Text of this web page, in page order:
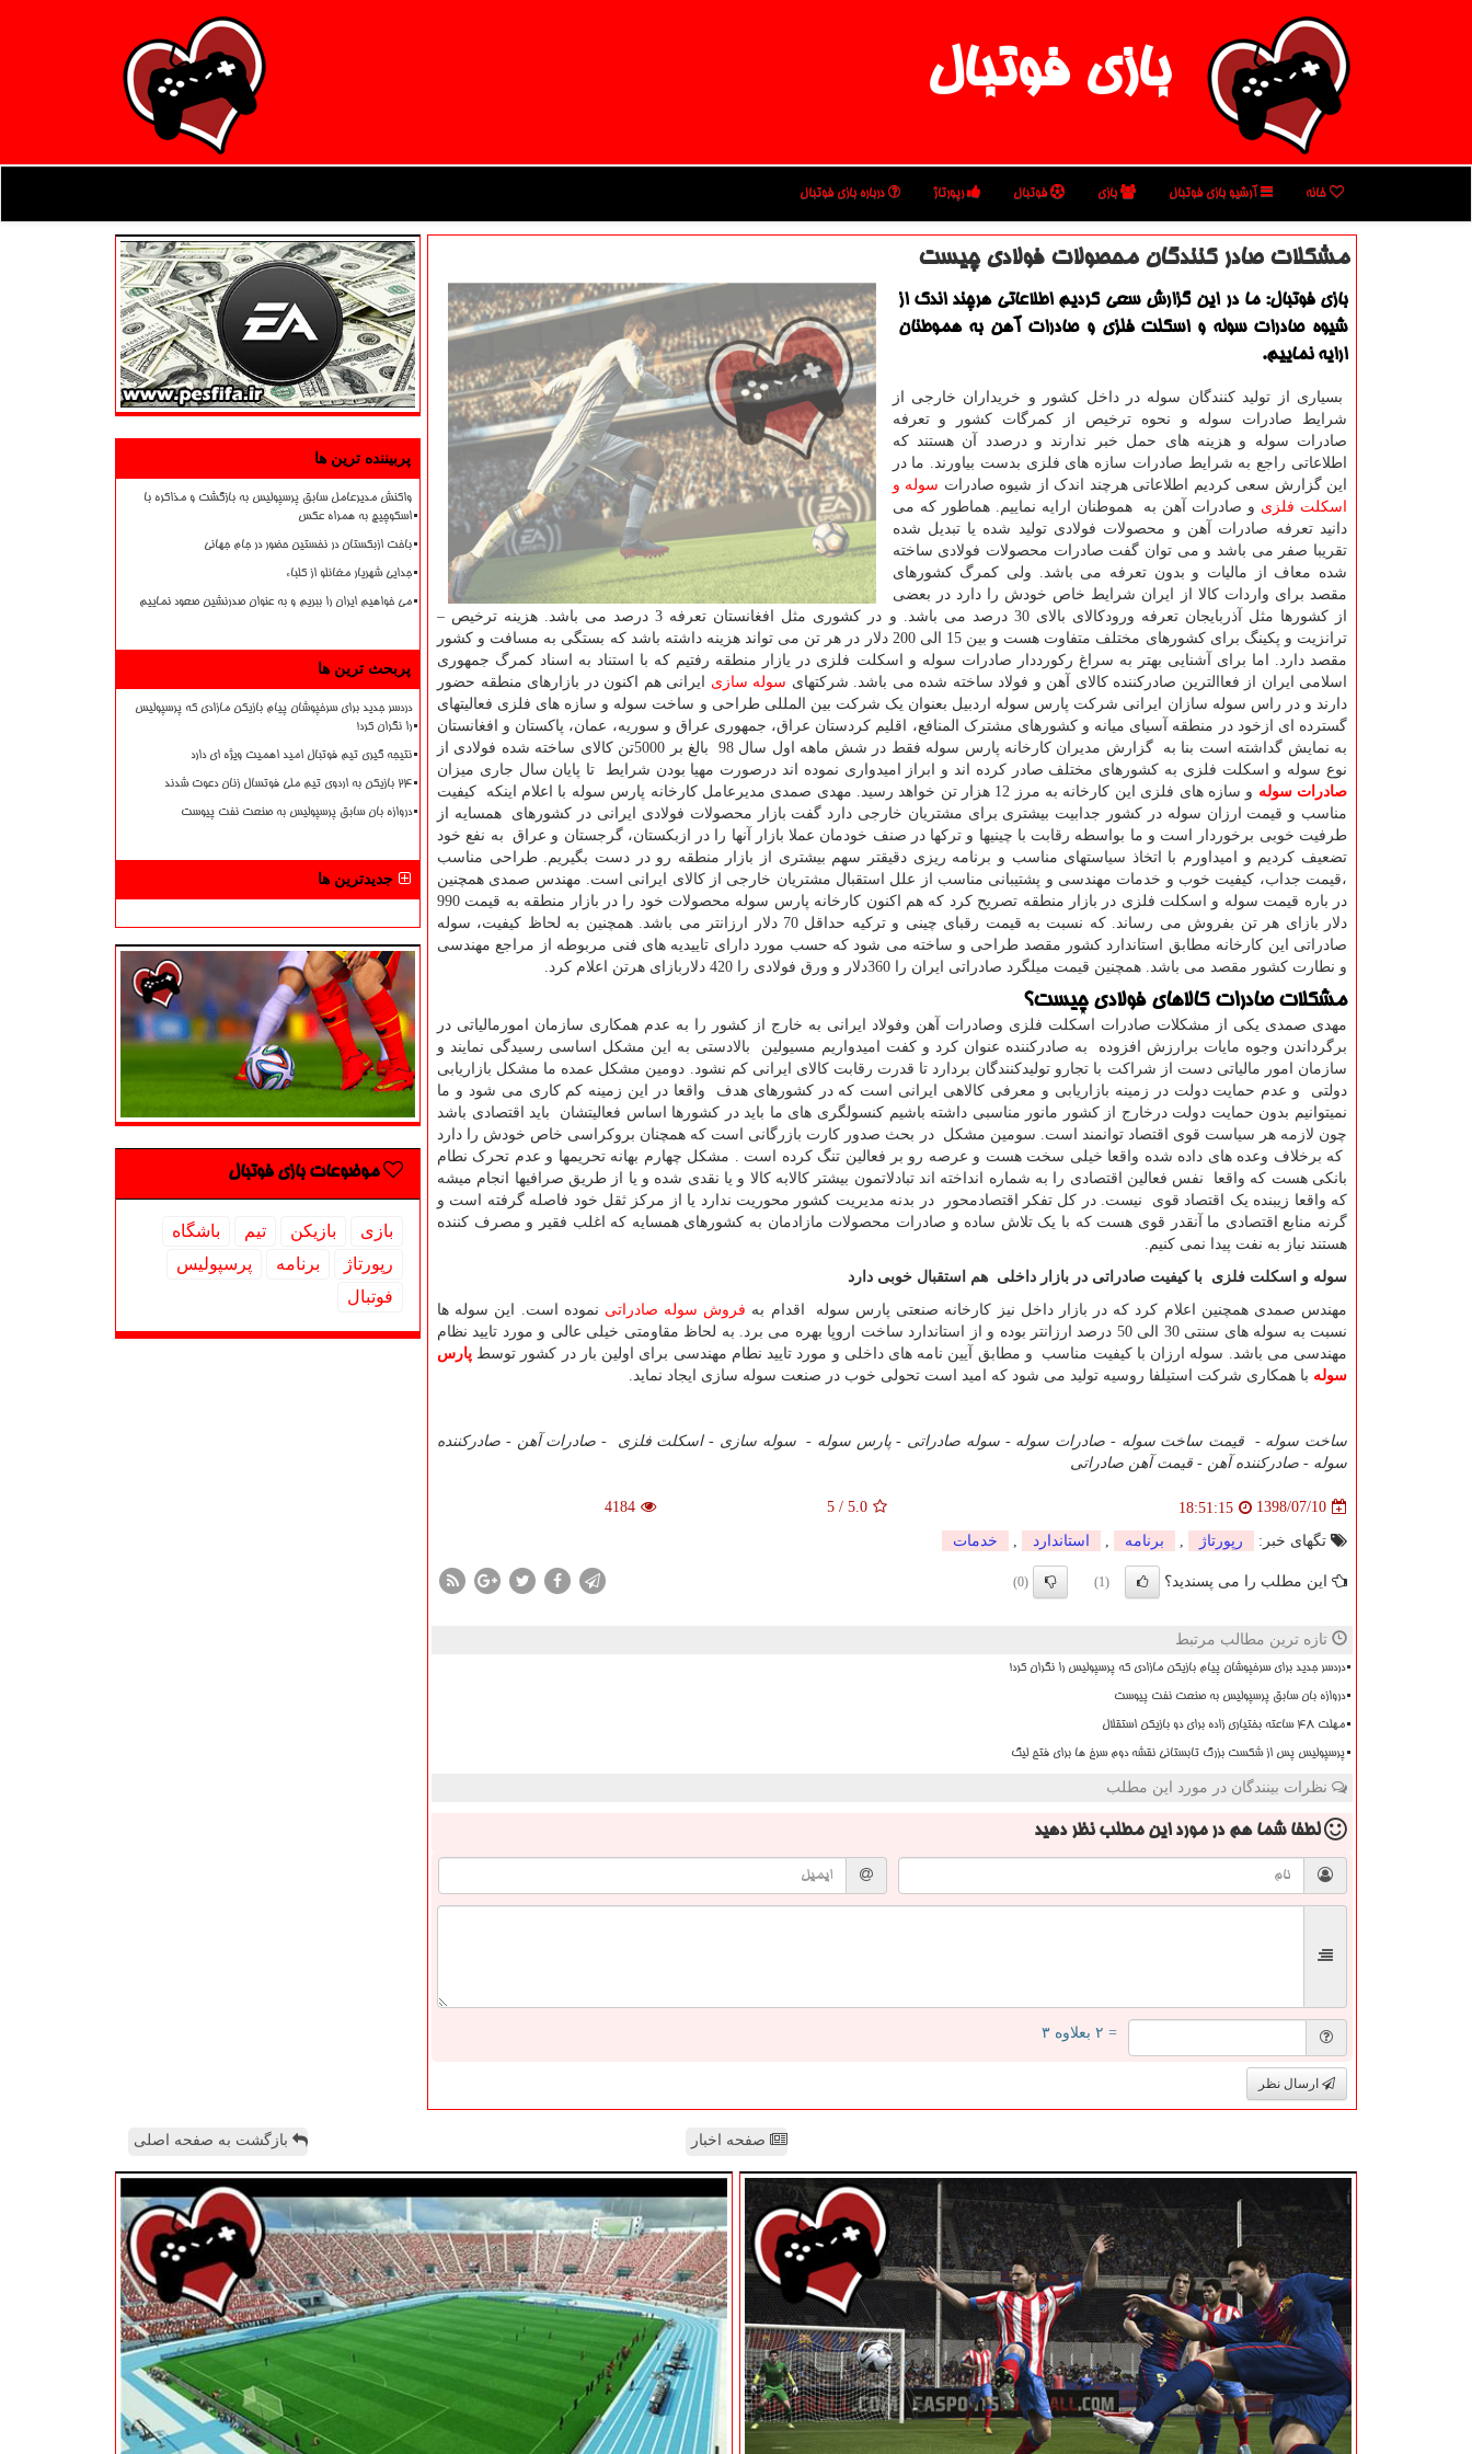
بازی فوتبال
خانه آرشیو بازی فوتبال بازی فوتبال رپورتاژ درباره بازی فوتبال
مشكلات صادر كنندگان محصولات فولادی چیست
بازی فوتبال: ما در این گزارش سعی كردیم اطلاعاتی هرچند اندك از
شیوه صادرات سوله و اسكلت فلزی و صادرات آهن به هموطنان
ارایه نماییم.
بسیاری از تولید کنندگان سوله در داخل کشور و خریداران خارجی از
شرایط صادرات سوله و نحوه ترخیص از کمرگات کشور و تعرفه
صادرات سوله و هزینه های حمل خبر ندارند و درصدد آن هستند که
اطلاعاتی راجع به شرایط صادرات سازه های فلزی بدست بیاورند. ما در
این گزارش سعی کردیم اطلاعاتی هرچند اندک از شیوه صادرات سوله و
اسکلت فلزی و صادرات آهن به هموطنان ارایه نماییم. هماطور که می
دانید تعرفه صادرات آهن و محصولات فولادی تولید شده یا تبدیل شده
تقریبا صفر می باشد و می توان گفت صادرات محصولات فولادی ساخته
شده معاف از مالیات و بدون تعرفه می باشد. ولی کمرگ کشورهای
مقصد برای واردات کالا از ایران شرایط خاص خودش را دارد در بعضی
از کشورها مثل آذربایجان تعرفه ورودکالای بالای 30 درصد می باشد. و در کشوری مثل افغانستان تعرفه 3 درصد می باشد. هزینه ترخیص –
ترانزیت و پکینگ برای کشورهای مختلف متفاوت هست و بین 15 الی 200 دلار در هر تن می تواند هزینه داشته باشد که بستگی به مسافت و کشور
مقصد دارد. اما برای آشنایی بهتر به سراغ رکورددار صادرات سوله و اسکلت فلزی در یازار منطقه رفتیم که با استناد به اسناد کمرگ جمهوری
اسلامی ایران از فعاالترین صادرکننده کالای آهن و فولاد ساخته شده می باشد. شرکتهای سوله سازی ایرانی هم اکنون در بازارهای منطقه حضور
دارند و در راس سوله سازان ایرانی شرکت پارس سوله اردبیل بعنوان یک شرکت بین المللی طراحی و ساخت سوله و سازه های فلزی فعالیتهای
گسترده ای ازخود در منطقه آسیای میانه و کشورهای مشترک المنافع، اقلیم کردستان عراق، جمهوری عراق و سوریه، عمان، پاکستان و افغانستان
به نمایش گداشته است بنا به گزارش مدیران کارخانه پارس سوله فقط در شش ماهه اول سال 98 بالغ بر 5000تن کالای ساخته شده فولادی از
نوع سوله و اسکلت فلزی به کشورهای مختلف صادر کرده اند و ابراز امیدواری نموده اند درصورت مهیا بودن شرایط تا پایان سال جاری میزان
صادرات سوله
و سازه های فلزی این کارخانه به مرز 12 هزار تن خواهد رسید. مهدی صمدی مدیرعامل کارخانه پارس سوله با اعلام اینکه کیفیت
مناسب و قیمت ارزان سوله در کشور جدابیت بیشتری برای مشتریان خارجی دارد گفت بازار محصولات فولادی ایرانی در کشورهای همسایه از
طرفیت خوبی برخوردار است و ما بواسطه رقابت با چینیها و ترکها در صنف خودمان عملا بازار آنها را در ازبکستان، گرجستان و عراق به نفع خود
تضعیف کردیم و امیداورم با اتخاذ سیاستهای مناسب و برنامه ریزی دقیقتر سهم بیشتری از بازار منطقه رو در دست بگیریم. طراحی مناسب
،قیمت جداب، کیفیت خوب و خدمات مهندسی و پشتیبانی مناسب از علل استقبال مشتریان خارجی از کالای ایرانی است. مهندس صمدی همچنین
در باره قیمت سوله و اسکلت فلزی در بازار منطقه تصریح کرد که هم اکنون کارخانه پارس سوله محصولات خود را در بازار منطقه به قیمت 990
دلار بازای هر تن بفروش می رساند. که نسبت به قیمت رقبای چینی و ترکیه حداقل 70 دلار ارزانتر می باشد. همچنین به لحاظ کیفیت، سوله
صادراتی این کارخانه مطابق استاندارد کشور مقصد طراحی و ساخته می شود که حسب مورد دارای تاییدیه های فنی مربوطه از مراجع مهندسی
و نطارت کشور مقصد می باشد. همچنین قیمت میلگرد صادراتی ایران را 360دلار و ورق فولادی را 420 دلاربازای هرتن اعلام کرد.
مشکلات صادرات کالاهای فولادی چیست؟
مهدی صمدی یکی از مشکلات صادرات اسکلت فلزی وصادرات آهن وفولاد ایرانی به خارج از کشور را به عدم همکاری سازمان امورمالیاتی در
برگرداندن وجوه مایات برارزش افزوده به صادرکننده عنوان کرد و کفت امیدواریم مسیولین بالادستی به این مشکل اساسی رسیدگی نمایند و
سازمان امور مالیاتی دست از شراکت با تجارو تولیدکنندگان بردارد تا قدرت رقابت کالای ایرانی کم نشود. دومین مشکل عمده ما مشکل بازاریابی
دولتی و عدم حمایت دولت در زمینه بازاریابی و معرفی کالاهی ایرانی است که در کشورهای هدف واقعا در این زمینه کم کاری می شود و ما
نمیتوانیم بدون حمایت دولت درخارج از کشور مانور مناسبی داشته باشیم کنسولگری های ما باید در کشورها اساس فعالیتشان باید اقتصادی باشد
چون لازمه هر سیاست قوی اقتصاد توانمند است. سومین مشکل در بحث صدور کارت بازرگانی است که همچنان بروکراسی خاص خودش را دارد
که برخلاف وعده های داده شده واقعا خیلی سخت هست و عرصه رو بر فعالین تنگ کرده است . مشکل چهارم بهانه تحریمها و عدم تحرک نطام
بانکی هست که واقعا نفس فعالین اقتصادی را به شماره انداخته اند تبادلاتمون بیشتر کالابه کالا و یا نقدی شده و یا از طریق صرافیها انجام میشه
که واقعا زیبنده یک اقتصاد قوی نیست. در کل تفکر اقتصادمحور در بدنه مدیریت کشور محوریت ندارد یا از مرکز ثقل خود فاصله گرفته است و
گرنه منابع اقتصادی ما آنقدر قوی هست که با یک تلاش ساده و صادرات محصولات مازادمان به کشورهای همسایه که اغلب فقیر و مصرف کننده
هستند نیاز به نفت پیدا نمی کنیم.
سوله و اسکلت فلزی با کیفیت صادراتی در بازار داخلی هم استقبال خوبی دارد
مهندس صمدی همچنین اعلام کرد که در بازار داخل نیز کارخانه صنعتی پارس سوله اقدام به فروش سوله صادراتی نموده است. این سوله ها
نسبت به سوله های سنتی 30 الی 50 درصد ارزانتر بوده و از استاندارد ساخت اروپا بهره می برد. به لحاظ مقاومتی خیلی عالی و مورد تایید نظام
مهندسی می باشد. سوله ارزان با کیفیت مناسب و مطابق آیین نامه های داخلی و مورد تایید نطام مهندسی برای اولین بار در کشور توسط پارس
سوله با همکاری شرکت استیلفا روسیه تولید می شود که امید است تحولی خوب در صنعت سوله سازی ایجاد نماید.
ساخت سوله - قیمت ساخت سوله - صادرات سوله -سوله صادراتی -پارس سوله -سوله سازی -اسکلت فلزی - صادرات آهن - صادرکننده
سوله - صادرکننده آهن - قیمت آهن صادراتی
1398/07/10
18:51:15
5.0
/
5
4184
تگهای خبر: رپورتاژ برنامه استاندارد خدمات
این مطلب را می پسندید؟ (1)
(0)
تازه ترین مطالب مرتبط
دردسر جدید برای سرخپوشان پیام بازیکن مازادی که پرسپولیس را نگران کرد!
دروازه بان سابق پرسپولیس به صنعت نفت پیوست
مهلت 48 ساعته بختیاری زاده برای دو بازیکن استقلال
پرسپولیس پس از شکست بزرگ تابستانی نقشه دوم سرخ ها برای فتح لیگ
نظرات بینندگان در مورد این مطلب
لطفا شما همدر مورد این مطلب نظر دهید
= ۲ بعلاوه ۳
ارسال نظر
پربیننده ترین ها
واکنش مدیرعامل سابق پرسپولیس به بازگشت و مذاکره با
اسکوچیچ به همراه عکس
باخت ازبکستان در نخستین حضور در جام جهانی
جدایی شهریار مغانلو از کلباء
می خواهیم ایران را ببریم و به عنوان صدرنشین صعود نماییم
پربحث ترین ها
دردسر جدید برای سرخپوشان پیام بازیکن مازادی که پرسپولیس
را نگران کرد!
نتیجه گیری تیم فوتبال امید اهمیت ویژه ای دارد
۲۴ بازیکن به اردوی تیم ملی فوتسال زنان دعوت شدند
دروازه بان سابق پرسپولیس به صنعت نفت پیوست
جدیدترین ها
موضوعات بازی فوتبال
بازی بازیكن تیم
باشگاه
رپورتاژ
برنامه
پرسپولیس
فوتبال
صفحه اخبار بازگشت به صفحه اصلی